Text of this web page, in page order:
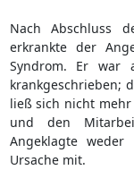
Nach Abschluss
erkrankte der
Syndrom. Er war
krankgeschrieben;
ließ sich nicht
und den
Angeklagte
Ursache mit.